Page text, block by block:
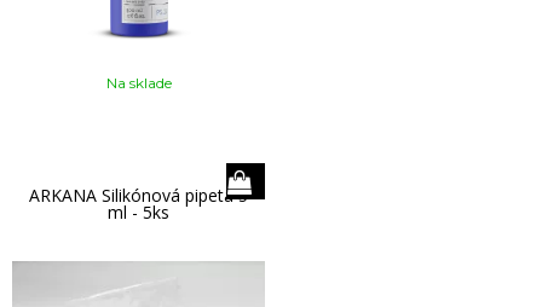
Na sklade
ARKANA Silikónová pipeta 5
ml - 5ks